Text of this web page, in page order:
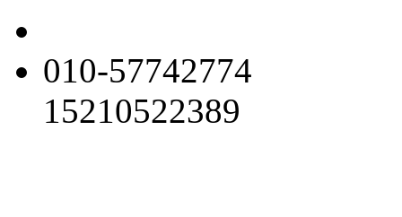
010-57742774
15210522389